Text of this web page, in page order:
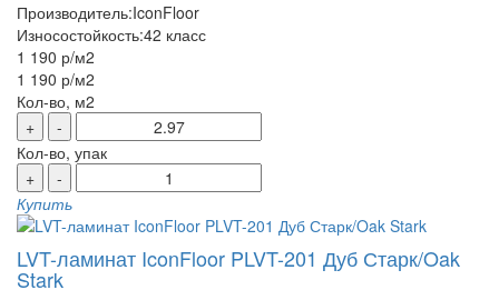
Производитель:IconFloor
Износостойкость:42 класс
1 190 р/м2
1 190 р/м2
Кол-во, м2
+
-
Кол-во, упак
+
-
Купить
LVT-ламинат IconFloor PLVT-201 Дуб Старк/Oak
Stark